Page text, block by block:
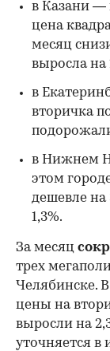
в Казани —
цена
месяц
выросла на
в
вторичка
в Нижнем
этом
дешевле на
1,3%.
За месяц
трех
Челябинске.
цены на
выросли на
уточняется в